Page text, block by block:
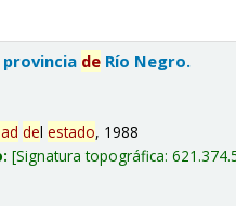
de Río Negro.
delestado, 1988
Signatura topográfica: